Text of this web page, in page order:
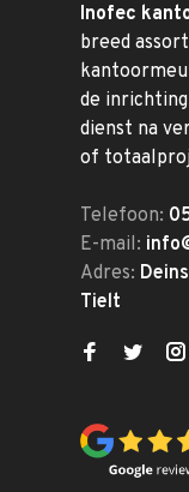
Inofec
breed
de
dienst na
of
Telefoon:
E-mail:
Adres:
Tielt